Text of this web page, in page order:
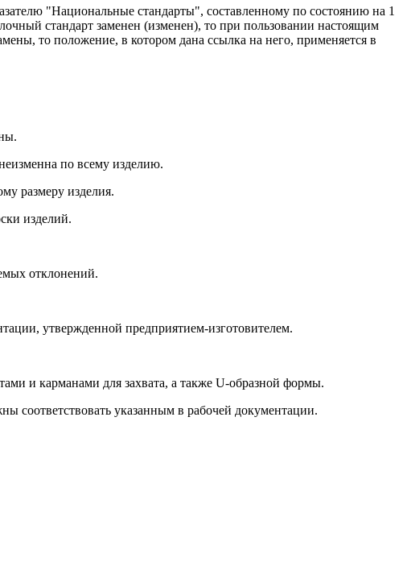
"Национальные стандарты", составленному по состоянию на 1
стандарт заменен (изменен), то при пользовании настоящим
то положение, в котором дана ссылка на него, применяется в
по всему изделию.
размеру изделия.
изделий.
отклонений.
утвержденной предприятием-изготовителем.
и карманами для захвата, а также U-образной формы.
соответствовать указанным в рабочей документации.